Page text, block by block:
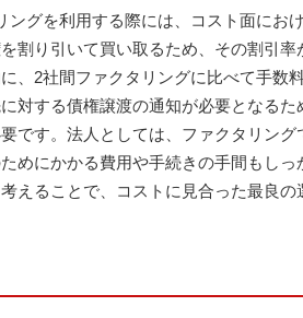
ングを利用する際には、コスト面にお
割り引いて買い取るため、その割引
、2社間ファクタリングに比べて手数
対する債権譲渡の通知が必要となる
です。法人としては、ファクタリン
めにかかる費用や手続きの手間もし
えることで、コストに見合った最良